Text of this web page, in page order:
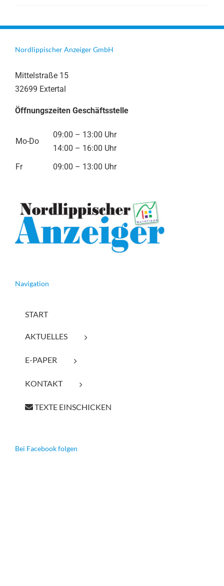
Nordlippischer Anzeiger GmbH
Mittelstraße 15
32699 Extertal
Öffnungszeiten Geschäftsstelle
Mo-Do
09:00 – 13:00 Uhr
14:00 – 16:00 Uhr
Fr
09:00 – 13:00 Uhr
Navigation
START
AKTUELLES
E-PAPER
KONTAKT
TEXTE EINSCHICKEN
Bei Facebook folgen